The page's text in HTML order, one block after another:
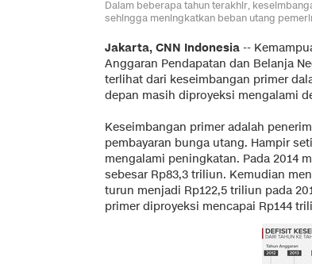
Dalam beberapa tahun terakhir,
sehingga meningkatkan beban utang
Jakarta, CNN Indonesia --
Anggaran Pendapatan dan Belanja
terlihat dari keseimbangan primer
depan masih diproyeksi mengalami
Keseimbangan primer adalah
pembayaran bunga utang. Hampir
mengalami peningkatan. Pada 2014
sebesar Rp83,3 triliun. Kemudian
turun menjadi Rp122,5 triliun pada
primer diproyeksi mencapai Rp144